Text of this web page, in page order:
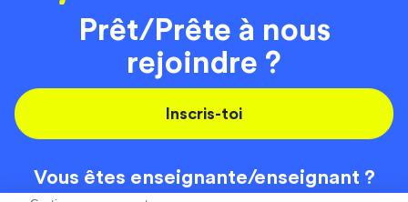
Prêt/Prête à nous
rejoindre ?
Inscris-toi
Vous êtes enseignante/enseignant ?